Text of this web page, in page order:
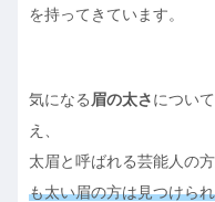
を持ってきています。
気になる 眉の太さについ
え、
太眉と呼ばれる芸能人の方
も太い眉の方は見つけら